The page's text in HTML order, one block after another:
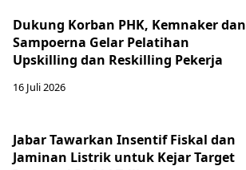
Dukung Korban PHK, Kemnaker dan
Sampoerna Gelar Pelatihan
Upskilling dan Reskilling Pekerja
16 Juli 2026
Jabar Tawarkan Insentif Fiskal dan
Jaminan Listrik untuk Kejar Target